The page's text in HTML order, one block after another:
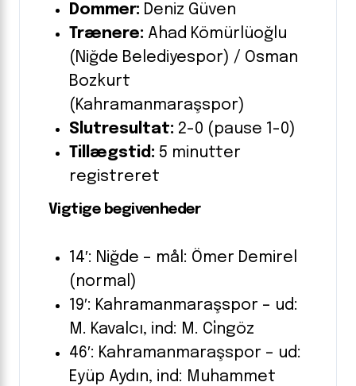
Dommer: Deniz Güven
Trænere: Ahad Kömürlüoğlu
(Niğde Belediyespor) / Osman
Bozkurt
(Kahramanmaraşspor)
Slutresultat: 2-0 (pause 1-0)
Tillægstid: 5 minutter
registreret
Vigtige begivenheder
14′: Niğde – mål: Ömer Demirel
(normal)
19′: Kahramanmaraşspor – ud:
M. Kavalcı, ind: M. Ci̇ngöz
46′: Kahramanmaraşspor – ud:
Eyüp Aydın, ind: Muhammet